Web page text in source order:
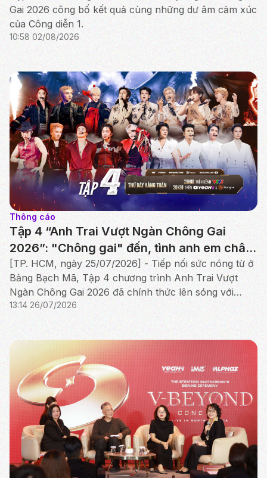
Gai 2026 công bố kết quả cùng những dư âm cảm xúc
của Công diễn 1.
10:58 02/08/2026
Thông cáo
Tập 4 “Anh Trai Vượt Ngàn Chông Gai
2026”: "Chông gai" đến, tình anh em chân
thành thắp sáng Công diễn đầu tiên
[TP. HCM, ngày 25/07/2026] - Tiếp nối sức nóng từ ở
Bảng Bạch Mã, Tập 4 chương trình Anh Trai Vượt
Ngàn Chông Gai 2026 đã chính thức lên sóng với
cuộc tranh tài nghẹt thở của Bảng Hắc Mã
13:14 26/07/2026